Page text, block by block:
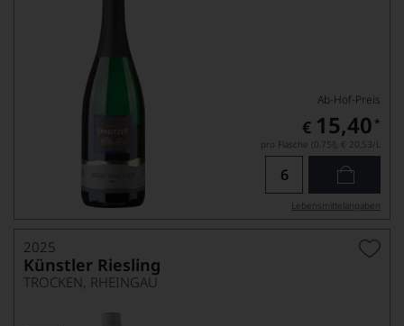
Ab-Hof-Preis
€ 15,40 *
pro Flasche (0.75l), € 20,53/L
Lebensmittel­angaben
2025
Künstler Riesling
TROCKEN, RHEINGAU